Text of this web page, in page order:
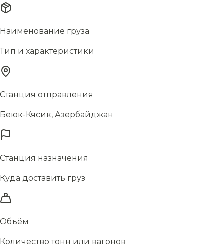
Наименование груза
Тип и характеристики
Станция отправления
Беюк-Кясик, Азербайджан
Станция назначения
Куда доставить груз
Объём
Количество тонн или вагонов